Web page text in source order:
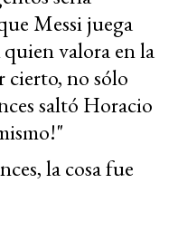
Messi juega
valora en la
cierto, no sólo
saltó Horacio
la cosa fue